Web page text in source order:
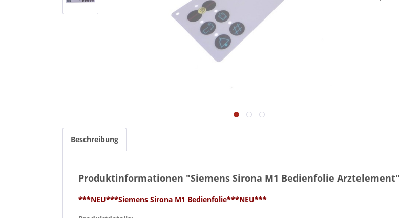
Beschreibung
Produktinformationen "Siemens Sirona M1 Bedienfolie Arztelement"
***NEU***Siemens Sirona M1 Bedienfolie***NEU***